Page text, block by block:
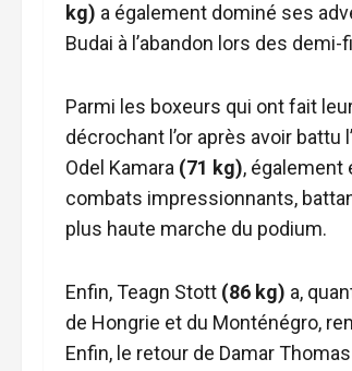
kg) a également dominé ses
Budai à l’abandon lors des
Parmi les boxeurs qui ont fait
décrochant l’or après avoir battu
Odel Kamara (71 kg), également
combats impressionnants,
plus haute marche du podium.
Enfin, Teagn Stott (86 kg) a,
de Hongrie et du Monténégro,
Enfin, le retour de Damar Thomas